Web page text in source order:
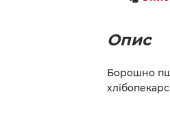
Опис
Борошно